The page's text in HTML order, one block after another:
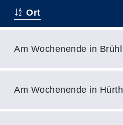
Ort
Am Wochenende in Brühl
Am Wochenende in Hürth